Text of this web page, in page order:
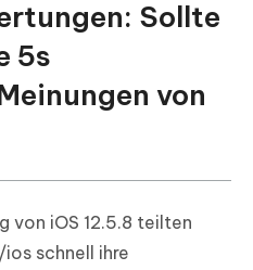
Sollte
5s
von
von iOS 12.5.8 teilten
schnell ihre